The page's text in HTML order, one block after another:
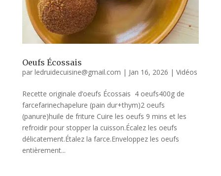
Oeufs Écossais
par ledruidecuisine@gmail.com | Jan 16, 2026 | Vidéos
Recette originale d’oeufs Écossais 4 oeufs400g de
farcefarinechapelure (pain dur+thym)2 oeufs
(panure)huile de friture Cuire les oeufs 9 mins et les
refroidir pour stopper la cuisson.Écalez les oeufs
délicatement.Étalez la farce.Enveloppez les oeufs
entièrement...